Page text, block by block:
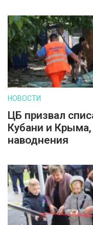
НОВОСТИ
ЦБ призвал
Кубани и
наводнения